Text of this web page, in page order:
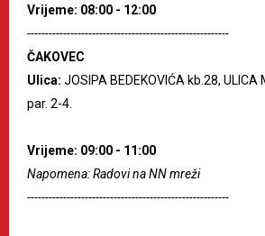
Vrijeme: 08:00 - 12:00
--------------------------------------------------------
ČAKOVEC
Ulica: JOSIPA BEDEKOVIĆA kb.28, ULICA
par. 2-4.
Vrijeme: 09:00 - 11:00
Napomena: Radovi na NN mreži
--------------------------------------------------------